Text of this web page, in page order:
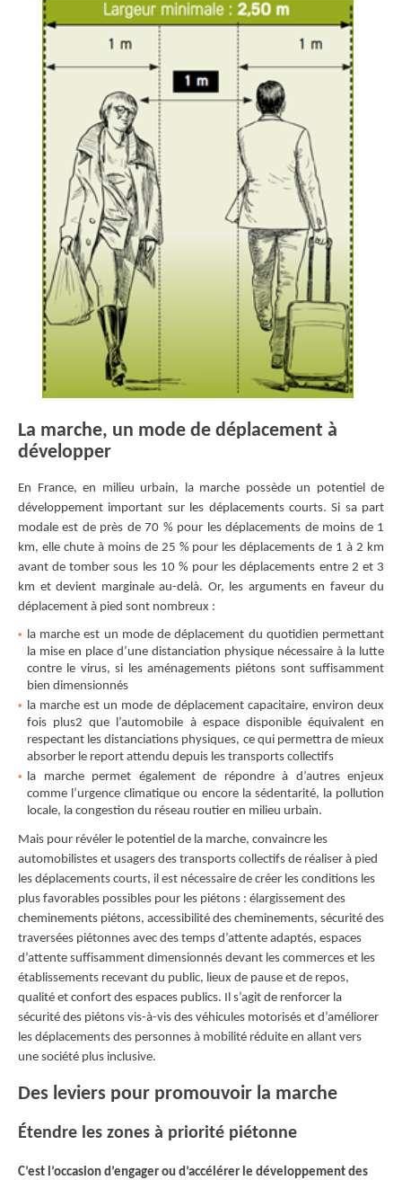
La marche, un mode de déplacement à
développer
En France, en milieu urbain, la marche possède un potentiel de
développement important sur les déplacements courts. Si sa part
modale est de près de 70 % pour les déplacements de moins de 1
km, elle chute à moins de 25 % pour les déplacements de 1 à 2 km
avant de tomber sous les 10 % pour les déplacements entre 2 et 3
km et devient marginale au-delà. Or, les arguments en faveur du
déplacement à pied sont nombreux :
la marche est un mode de déplacement du quotidien permettant
la mise en place d’une distanciation physique nécessaire à la lutte
contre le virus, si les aménagements piétons sont suﬀisamment
bien dimensionnés
la marche est un mode de déplacement capacitaire, environ deux
fois plus2 que l’automobile à espace disponible équivalent en
respectant les distanciations physiques, ce qui permettra de mieux
absorber le report attendu depuis les transports collectifs
la marche permet également de répondre à d’autres enjeux
comme l’urgence climatique ou encore la sédentarité, la pollution
locale, la congestion du réseau routier en milieu urbain.
Mais pour révéler le potentiel de la marche, convaincre les
automobilistes et usagers des transports collectifs de réaliser à pied
les déplacements courts, il est nécessaire de créer les conditions les
plus favorables possibles pour les piétons : élargissement des
cheminements piétons, accessibilité des cheminements, sécurité des
traversées piétonnes avec des temps d’attente adaptés, espaces
d’attente suﬀisamment dimensionnés devant les commerces et les
établissements recevant du public, lieux de pause et de repos,
qualité et confort des espaces publics. Il s’agit de renforcer la
sécurité des piétons vis-à-vis des véhicules motorisés et d’améliorer
les déplacements des personnes à mobilité réduite en allant vers
une société plus inclusive.
Des leviers pour promouvoir la marche
Étendre les zones à priorité piétonne
C’est l’occasion d’engager ou d’accélérer le développement des